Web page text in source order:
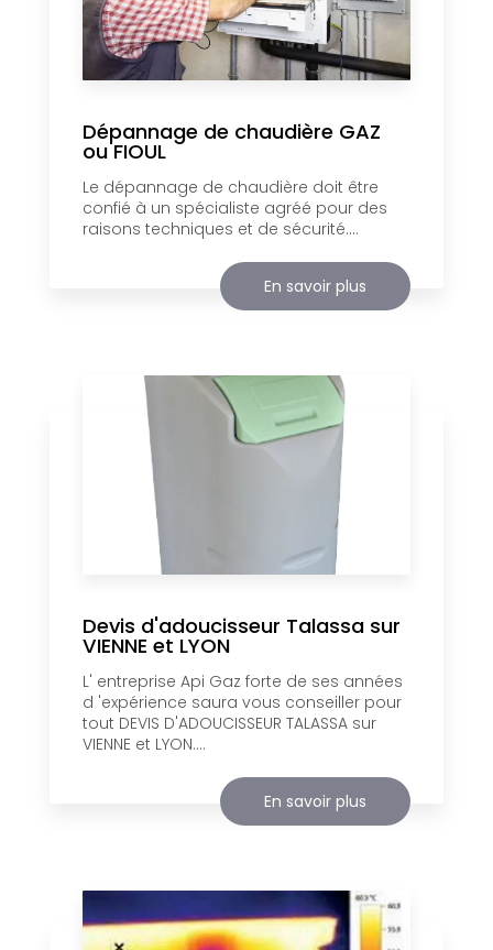
Dépannage de chaudière GAZ
ou FIOUL
Le dépannage de chaudière doit être
confié à un spécialiste agréé pour des
raisons techniques et de sécurité....
En savoir plus
Devis d'adoucisseur Talassa sur
VIENNE et LYON
L' entreprise Api Gaz forte de ses années
d 'expérience saura vous conseiller pour
tout DEVIS D'ADOUCISSEUR TALASSA sur
VIENNE et LYON....
En savoir plus